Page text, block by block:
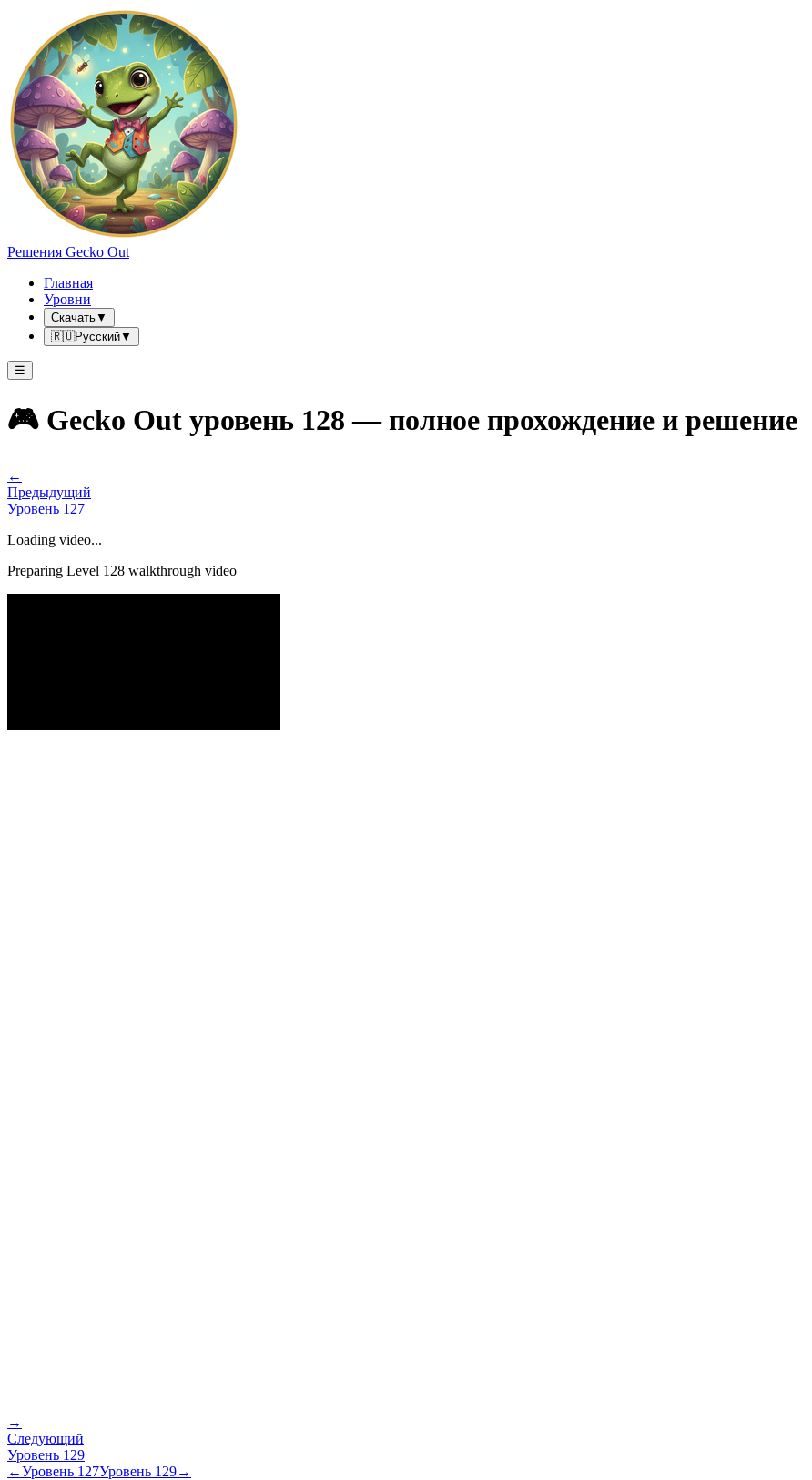
Решения Gecko Out
Главная
Уровни
Скачать▼
🇷🇺Русский▼
☰
🎮 Gecko Out уровень 128 — полное прохождение и решение
←
Предыдущий
Уровень 127
Loading video...
Preparing Level 128 walkthrough video
→
Следующий
Уровень 129
←Уровень 127Уровень 129→